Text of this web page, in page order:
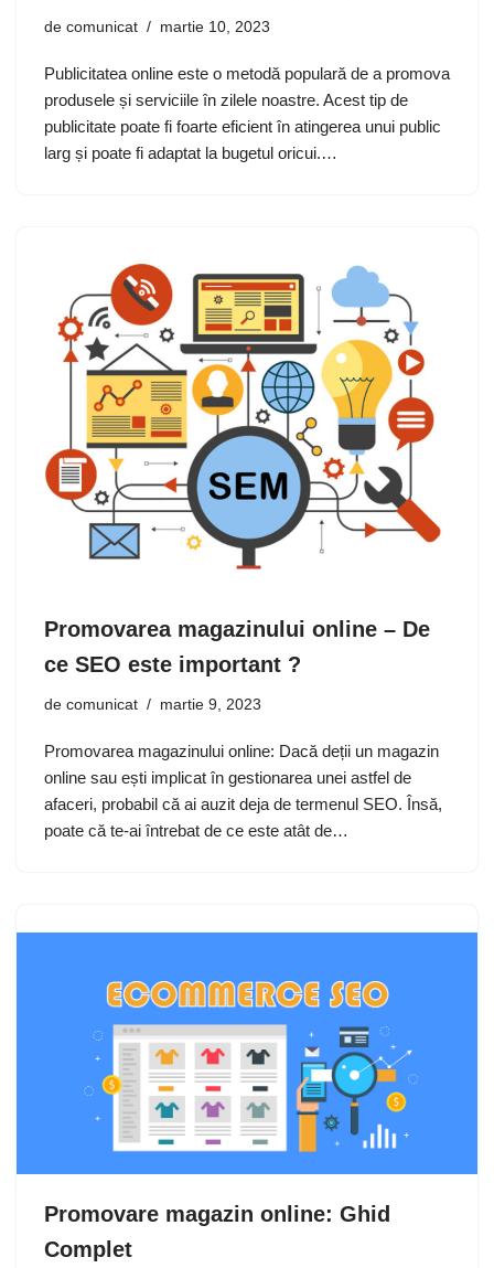
de comunicat martie 10, 2023
Publicitatea online este o metodă populară de a promova
produsele și serviciile în zilele noastre. Acest tip de
publicitate poate fi foarte eficient în atingerea unui public
larg și poate fi adaptat la bugetul oricui.…
Promovarea magazinului online – De
ce SEO este important ?
de comunicat martie 9, 2023
Promovarea magazinului online: Dacă deții un magazin
online sau ești implicat în gestionarea unei astfel de
afaceri, probabil că ai auzit deja de termenul SEO. Însă,
poate că te-ai întrebat de ce este atât de…
Promovare magazin online: Ghid
Complet